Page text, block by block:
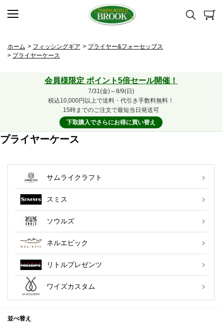
ホーム > フィッシングギア > プライヤー&フォーセップス
> プライヤーケース
会員様限定 ポイント5倍セール開催！
7/31(金)～8/9(日)
税込10,000円以上で送料・代引き手数料無料！
15時までのご注文で最短当日発送可
下取購入でさらにお得に買い替え
プライヤーケース
サムライクラフト
スミス
ソウルズ
ネルエピック
リトルプレゼンツ
ワイズカスタム
並べ替え